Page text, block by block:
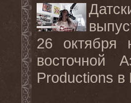
26
восточной
Productions